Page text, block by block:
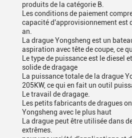
produits de la catégorie B.
Les conditions de paiement
capacité d'approvisionnement est
an.
La drague Yongsheng est un
aspiration avec tête de coupe, ce
Le type de puissance est le diesel
solide de dragage
La puissance totale de la drague
205KW, ce qui en fait un outil
Le travail de dragage.
Les petits fabricants de dragues
Yongsheng avec le plus haut
La drague peut être utilisée dans
extrêmes.